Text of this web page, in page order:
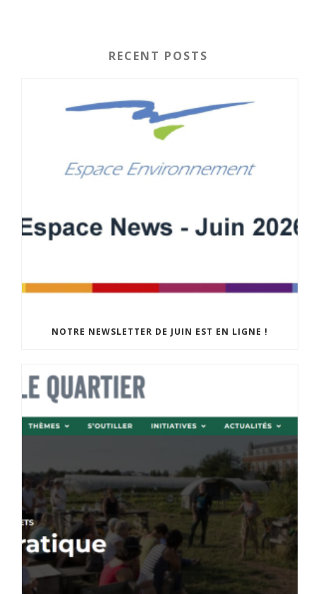
RECENT POSTS
NOTRE NEWSLETTER DE JUIN EST EN LIGNE !